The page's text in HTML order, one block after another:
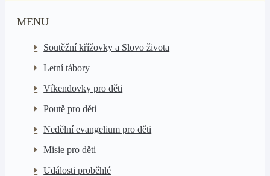
MENU
Soutěžní křížovky a Slovo života
Letní tábory
Víkendovky pro děti
Poutě pro děti
Nedělní evangelium pro děti
Misie pro děti
Události proběhlé